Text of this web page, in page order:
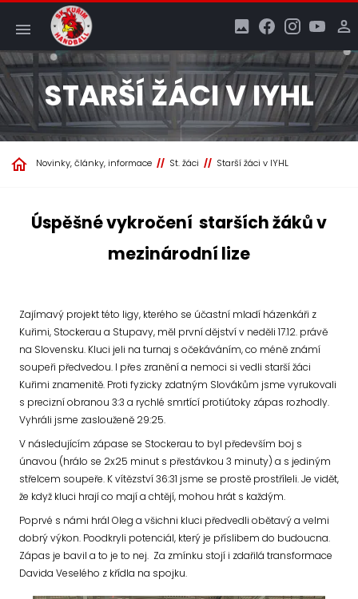
STARŠÍ ŽÁCI V IYHL
Novinky, články, informace St. žáci Starší žáci v IYHL
Úspěšné vykročení starších žáků v
mezinárodní lize
Zajímavý projekt této ligy, kterého se účastní mladí házenkáři z
Kuřimi, Stockerau a Stupavy, měl první dějství v neděli 17.12. právě
na Slovensku. Kluci jeli na turnaj s očekáváním, co méně známí
soupeři předvedou. I přes zranění a nemoci si vedli starší žáci
Kuřimi znamenitě. Proti fyzicky zdatným Slovákům jsme vyrukovali
s precizní obranou 3:3 a rychlé smrtící protiútoky zápas rozhodly.
Vyhráli jsme zaslouženě 29:25.
V následujícím zápase se Stockerau to byl především boj s
únavou (hrálo se 2x25 minut s přestávkou 3 minuty) a s jediným
střelcem soupeře. K vítězství 36:31 jsme se prostě prostříleli. Je vidět,
že když kluci hrají co mají a chtějí, mohou hrát s každým.
Poprvé s námi hrál Oleg a všichni kluci předvedli obětavý a velmi
dobrý výkon. Poodkryli potenciál, který je příslibem do budoucna.
Zápas je bavil a to je to nej. Za zmínku stojí i zdařilá transformace
Davida Veselého z křídla na spojku.